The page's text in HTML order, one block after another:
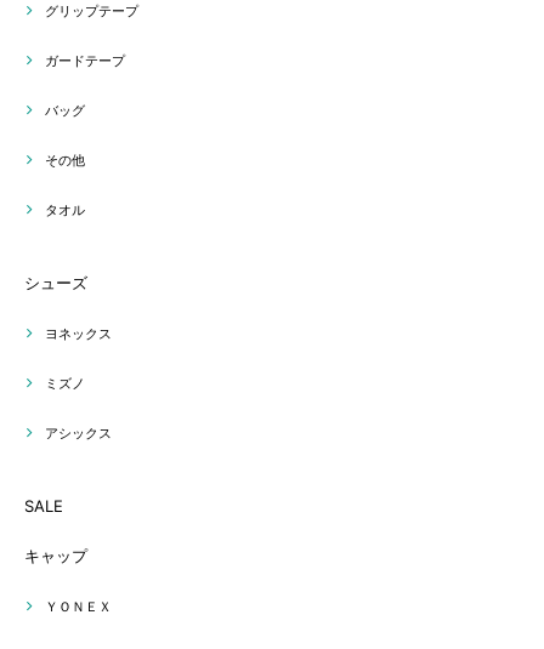
グリップテープ
ガードテープ
バッグ
その他
タオル
シューズ
ヨネックス
ミズノ
アシックス
SALE
キャップ
ＹＯＮＥＸ